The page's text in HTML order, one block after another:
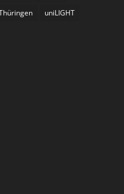
uniLIGHT